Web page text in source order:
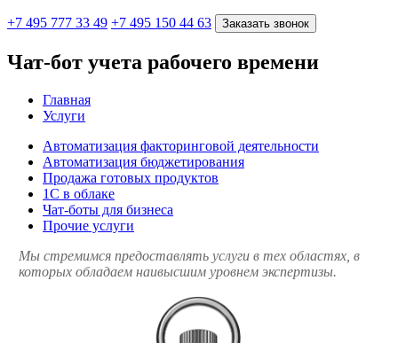
+7 495 777 33 49 +7 495 150 44 63 Заказать звонок
Чат-бот учета рабочего времени
Главная
Услуги
Автоматизация факторинговой деятельности
Автоматизация бюджетирования
Продажа готовых продуктов
1С в облаке
Чат-боты для бизнеса
Прочие услуги
Мы стремимся предоставлять услуги в тех областях, в
которых обладаем наивысшим уровнем экспертизы.